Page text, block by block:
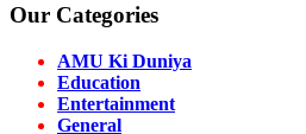
Our Categories
AMU Ki Duniya
Education
Entertainment
General